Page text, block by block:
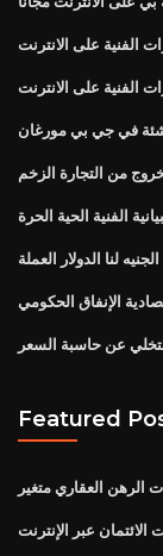
الفنية على الانترنت
الفنية على الانترنت
في جي بي مورغان
من التجارة الزخم
الفنية الحية الحرة
الجنيه لنا الدولار العملة
الإنفاق الحكومي
عن حاسبة السعر
Featured
الرهن العقاري متغير
عبر الإنترنت